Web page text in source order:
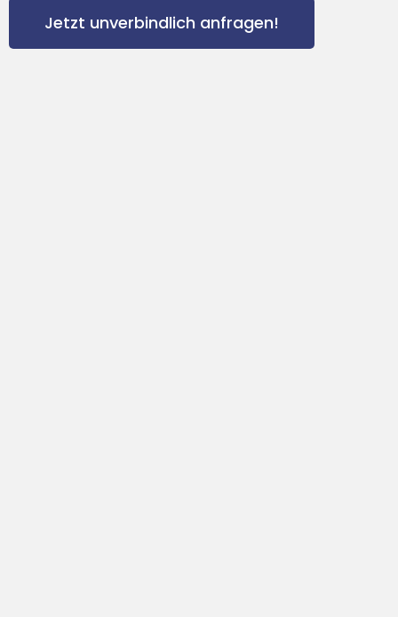
Jetzt unverbindlich anfragen!